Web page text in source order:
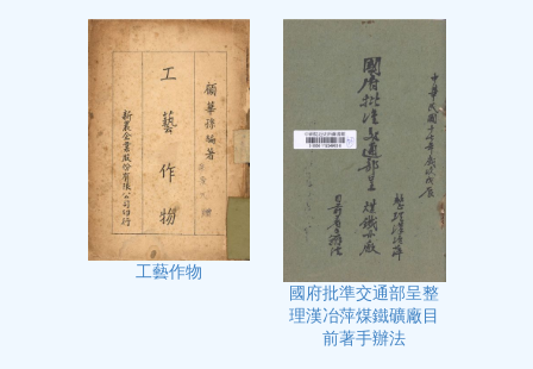
工藝作物
國府批準交通部呈整
理漢冶萍煤鐵礦廠目
前著手辦法